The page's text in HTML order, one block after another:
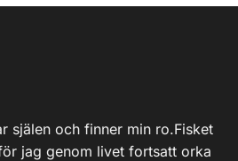
själen och finner min ro.Fisket
jag genom livet fortsatt orka